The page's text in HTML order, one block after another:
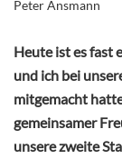
Peter Ansmann
Heute ist es fast
und ich bei
mitgemacht
gemeinsamer
unsere zweite